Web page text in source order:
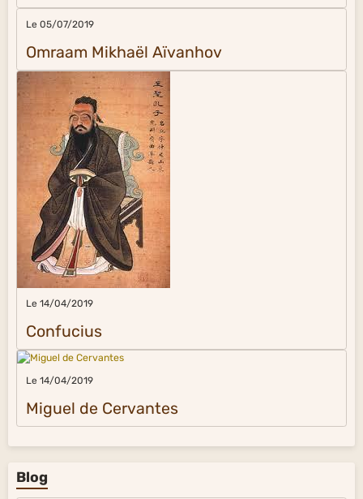
Le 05/07/2019
Omraam Mikhaël Aïvanhov
Le 14/04/2019
Confucius
Le 14/04/2019
Miguel de Cervantes
Blog